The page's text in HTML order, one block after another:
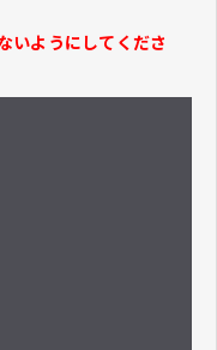
いようにしてくださ